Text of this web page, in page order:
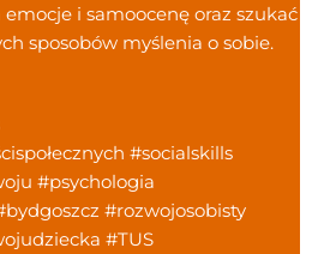
i samoocenę oraz szukać
sposobów myślenia o sobie.
#socialskills
#psychologia
#rozwojosobisty
#TUS